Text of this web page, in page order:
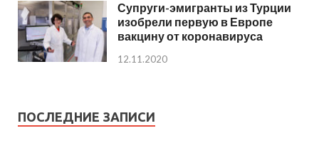
Супруги-эмигранты из Турции
изобрели первую в Европе
вакцину от коронавируса
12.11.2020
ПОСЛЕДНИЕ ЗАПИСИ